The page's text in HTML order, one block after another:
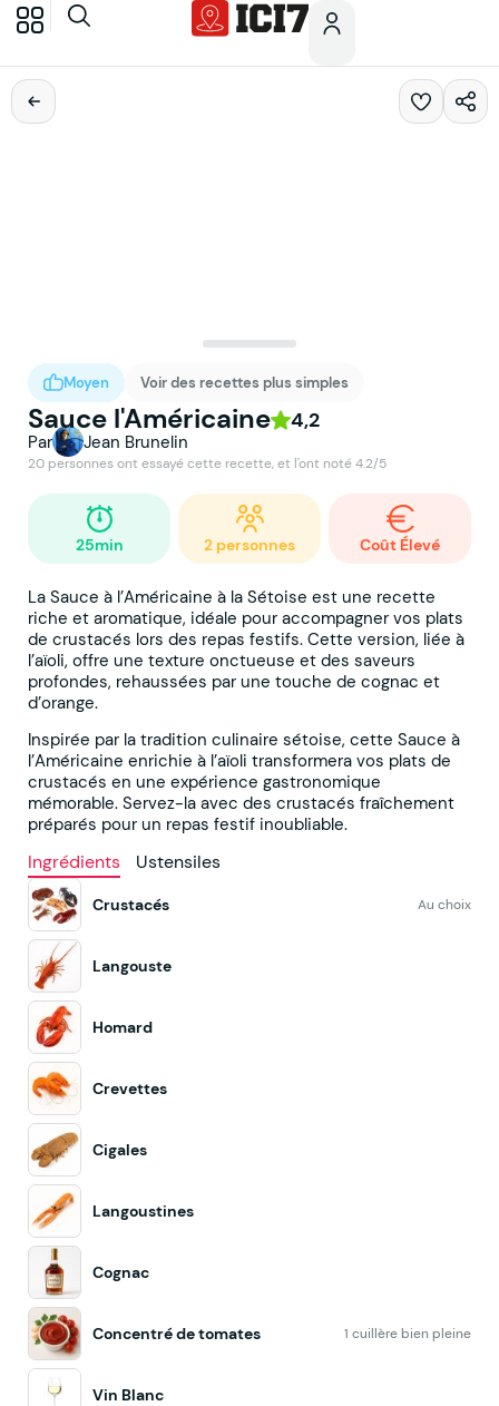
Moyen Voir des recettes plus simples
Sauce l'Américaine 4,2
Par Jean Brunelin
20 personnes ont essayé cette recette, et l'ont noté 4.2/5
25min 2 personnes Coût Élevé
La Sauce à l’Américaine à la Sétoise est une recette
riche et aromatique, idéale pour accompagner vos plats
de crustacés lors des repas festifs. Cette version, liée à
l’aïoli, offre une texture onctueuse et des saveurs
profondes, rehaussées par une touche de cognac et
d’orange.
Inspirée par la tradition culinaire sétoise, cette Sauce à
l’Américaine enrichie à l’aïoli transformera vos plats de
crustacés en une expérience gastronomique
mémorable. Servez-la avec des crustacés fraîchement
préparés pour un repas festif inoubliable.
Ingrédients
Ustensiles
Crustacés Au choix
Langouste
Homard
Crevettes
Cigales
Langoustines
Cognac
Concentré de tomates 1 cuillère bien pleine
Vin Blanc